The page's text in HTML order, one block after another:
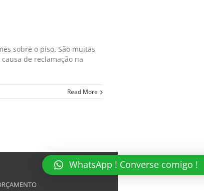
sobre o piso. São muitas
de reclamação na
Read More
WhatsApp ! Converse comigo !